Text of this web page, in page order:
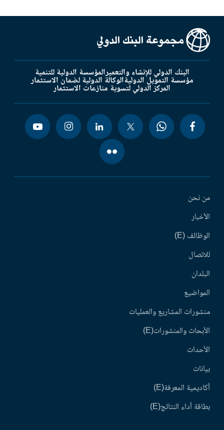
البنك الدولي للإنشاء والتعميرالمؤسسة الدولية للتنمية
مؤسسة التمويل الدوليةالوكالة الدولية لضمان الاستثمار
المركز الدولي لتسوية منازعات الاستثمار
من نحن
الأخبار
الوظائف (E)
للاتصال
البلدان
المواضيع
منشورات المشاريع والعمليات
الأبحاث والمنشورات(E)
الأحداث
بيانات
أكاديمية المعرفة(E)
بطاقة أداء النتائج(E)